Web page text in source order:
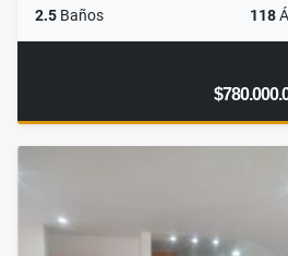
2.5 Baños 118